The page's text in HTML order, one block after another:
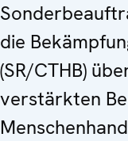
die
(SR/CTHB)
verstärkten